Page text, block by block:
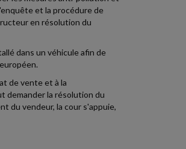
et la procédure de
en résolution du
dans un véhicule afin de
de vente et à la
demander la résolution du
du vendeur, la cour s'appuie,